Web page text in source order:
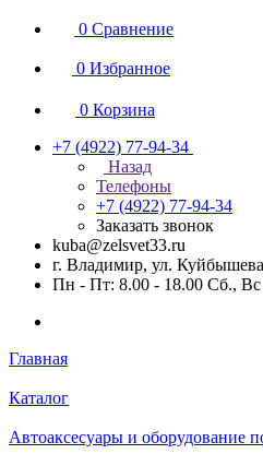
0 Сравнение
0 Избранное
0 Корзина
+7 (4922) 77-94-34
Назад
Телефоны
+7 (4922) 77-94-34
Заказать звонок
kuba@zelsvet33.ru
г. Владимир, ул.
Пн - Пт: 8.00 - 18.00 Сб.,
Главная
Каталог
Автоаксесуары и оборудование